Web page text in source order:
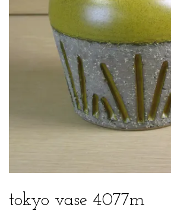
tokyo vase 4077m